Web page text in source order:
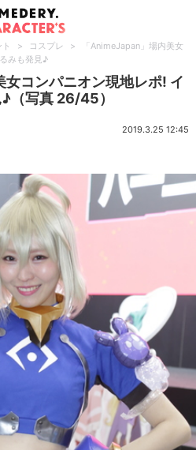
> コスプレ >
「AnimeJapan」場内美女
みも発見♪
女コンパニオン現地レポ! イ
（写真 26/45）
2019.3.25 12:45